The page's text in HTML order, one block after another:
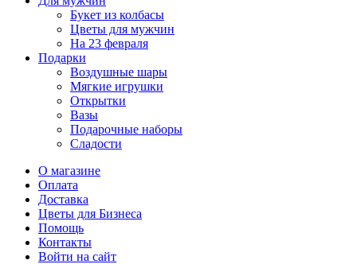
Букет из колбасы
Цветы для мужчин
На 23 февраля
Подарки
Воздушные шары
Мягкие игрушки
Открытки
Вазы
Подарочные наборы
Сладости
О магазине
Оплата
Доставка
Цветы для Бизнеса
Помощь
Контакты
Войти на сайт